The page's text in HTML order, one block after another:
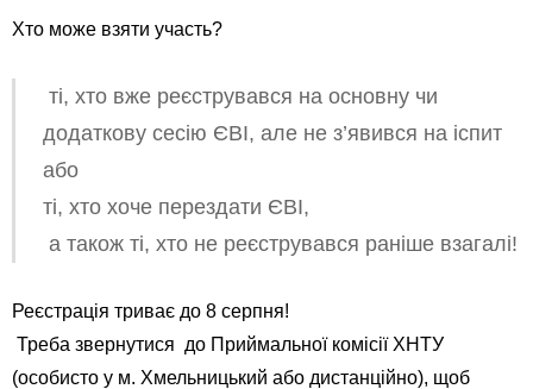
Хто може взяти участь?
ті, хто вже реєструвався на основну чи
додаткову сесію ЄВІ, але не з’явився на іспит
або
ті, хто хоче перездати ЄВІ,
а також ті, хто не реєструвався раніше взагалі!
Реєстрація триває до 8 серпня!
Треба звернутися до Приймальної комісії ХНТУ
(особисто у м. Хмельницький або дистанційно), щоб